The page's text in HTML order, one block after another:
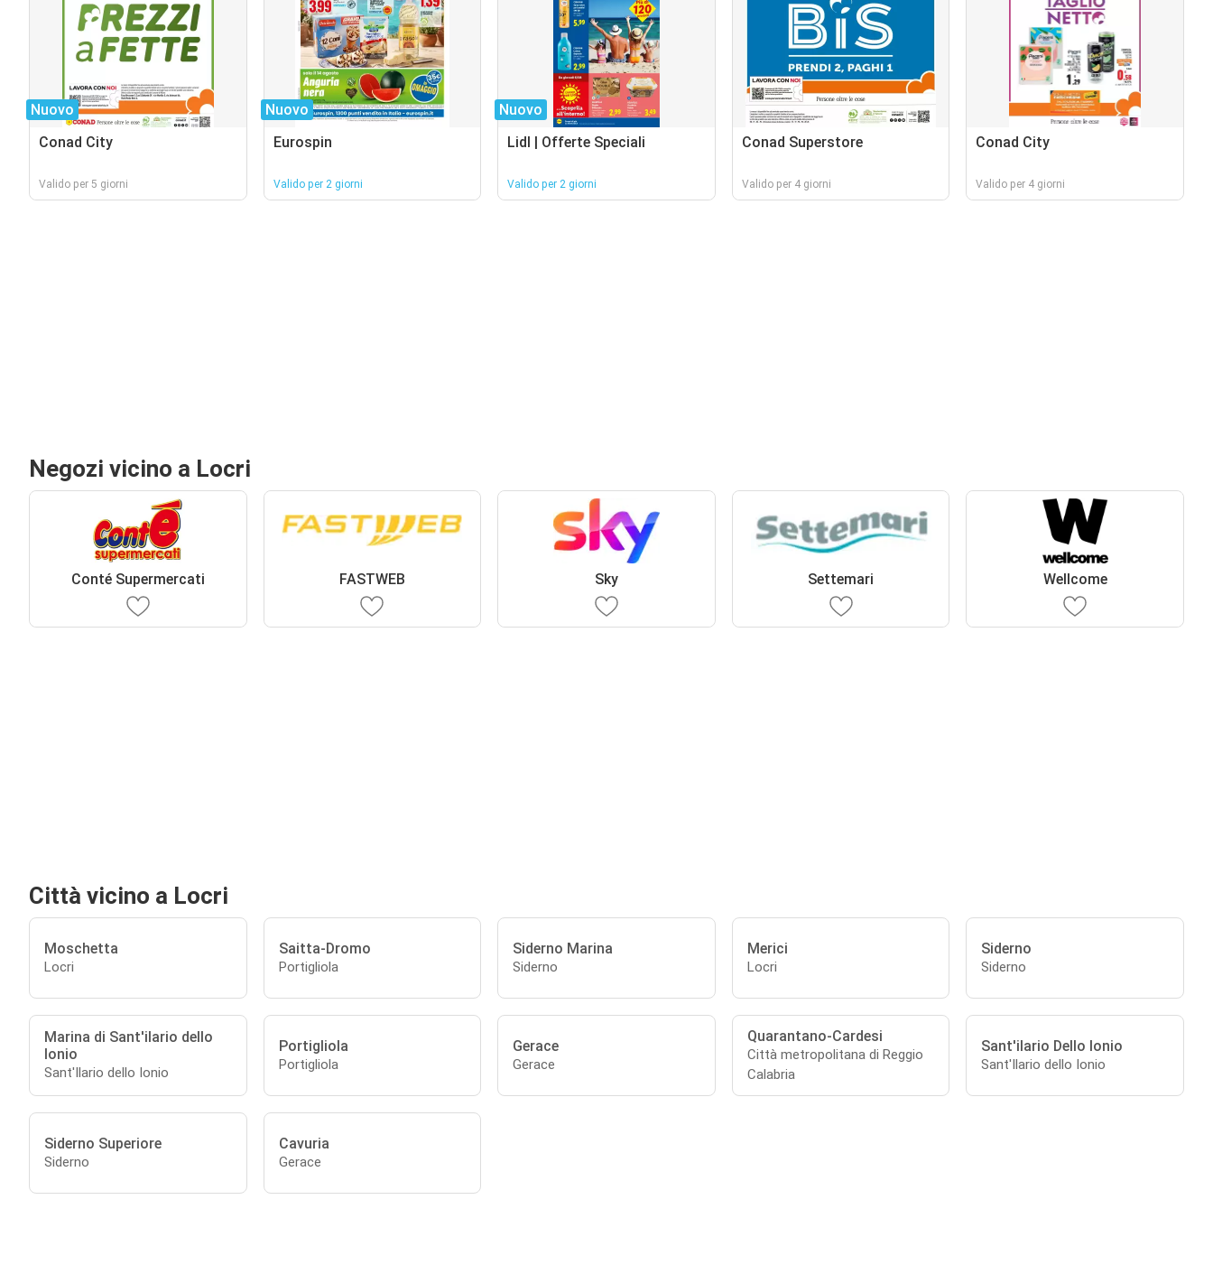
Nuovo
Conad City
Valido per 5 giorni
Nuovo
Eurospin
Valido per 2 giorni
Nuovo
Lidl | Offerte Speciali
Valido per 2 giorni
Conad Superstore
Valido per 4 giorni
Conad City
Valido per 4 giorni
Negozi vicino a Locri
Conté Supermercati FASTWEB Sky Settemari Wellcome
Città vicino a Locri
Moschetta
Locri
Saitta-Dromo
Portigliola
Siderno Marina
Siderno
Merici
Locri
Siderno
Siderno
Marina di Sant'ilario dello
Ionio
Sant'Ilario dello Ionio
Portigliola
Portigliola
Gerace
Gerace
Quarantano-Cardesi
Città metropolitana di Reggio
Calabria
Sant'ilario Dello Ionio
Sant'Ilario dello Ionio
Siderno Superiore
Siderno
Cavuria
Gerace